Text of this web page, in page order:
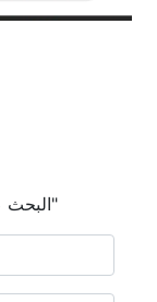
"البحث عن فرص جديدة لتوليد الإيرادات"